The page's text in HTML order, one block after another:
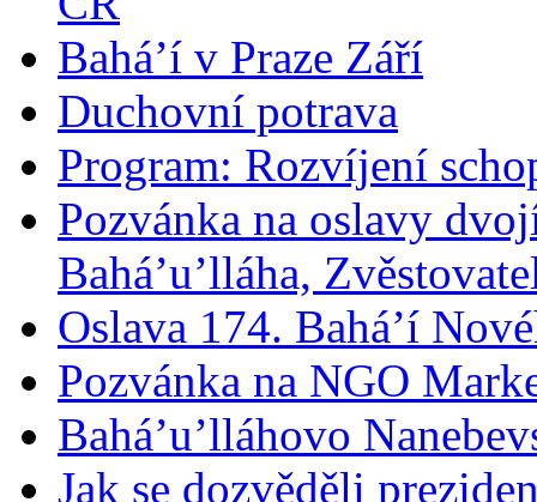
Bahá’í v Praze Září
Duchovní potrava
Program: Rozvíjení
Pozvánka na oslavy
Bahá’u’lláha,
Oslava 174. Bahá’í
Pozvánka na NGO
Bahá’u’lláhovo
Jak se dozvěděli